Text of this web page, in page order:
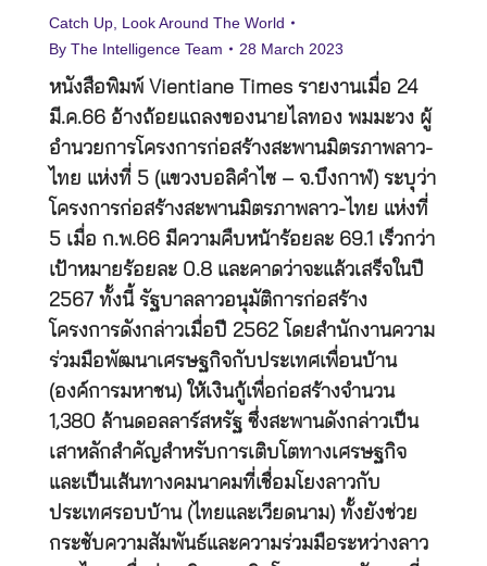
Catch Up Look Around The World
By The Intelligence Team 28 March 2023
หนังสือพิมพ์ Vientiane Times รายงานเมื่อ 24
มี.ค.66 อ้างถ้อยแถลงของนายไลทอง พมมะวง ผู้
อำนวยการโครงการก่อสร้างสะพานมิตรภาพลาว-
ไทย แห่งที่ 5 (แขวงบอลิคำไซ – จ.บึงกาฬ) ระบุว่า
โครงการก่อสร้างสะพานมิตรภาพลาว-ไทย แห่งที่
5 เมื่อ ก.พ.66 มีความคืบหน้าร้อยละ 69.1 เร็วกว่า
เป้าหมายร้อยละ 0.8 และคาดว่าจะแล้วเสร็จในปี
2567 ทั้งนี้ รัฐบาลลาวอนุมัติการก่อสร้าง
โครงการดังกล่าวเมื่อปี 2562 โดยสำนักงานความ
ร่วมมือพัฒนาเศรษฐกิจกับประเทศเพื่อนบ้าน
(องค์การมหาชน) ให้เงินกู้เพื่อก่อสร้างจำนวน
1,380 ล้านดอลลาร์สหรัฐ ซึ่งสะพานดังกล่าวเป็น
เสาหลักสำคัญสำหรับการเติบโตทางเศรษฐกิจ
และเป็นเส้นทางคมนาคมที่เชื่อมโยงลาวกับ
ประเทศรอบบ้าน (ไทยและเวียดนาม) ทั้งยังช่วย
กระชับความสัมพันธ์และความร่วมมือระหว่างลาว